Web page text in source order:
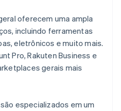
oferecem uma ampla
incluindo ferramentas
eletrônicos e muito mais.
Pro, Rakuten Business e
gerais mais
especializados em um